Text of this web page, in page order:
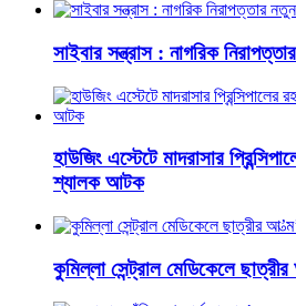
সাইবার সন্ত্রাস : নাগরিক
হাউজিং এস্টেটে মাদরাসার
শ্যালক আটক
কুমিল্লা সেন্ট্রাল মেডিকেলে